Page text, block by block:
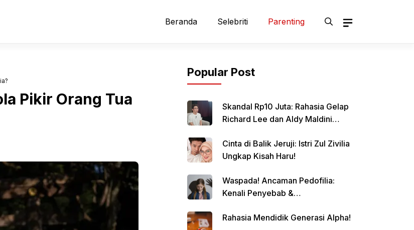
Beranda Selebriti Parenting
Pikir Orang Tua
Popular Post
Skandal Rp10 Juta: Rahasia Gelap
Richard Lee dan Aldy Maldini
Cinta di Balik Jeruji: Istri Zul Zivilia
Ungkap Kisah Haru!
Waspada! Ancaman Pedofilia:
Kenali Penyebab &
Rahasia Mendidik Generasi Alpha!